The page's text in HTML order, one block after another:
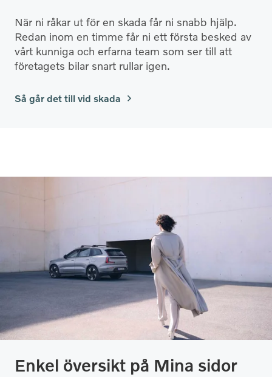
När ni råkar ut för en skada får ni snabb hjälp.
Redan inom en timme får ni ett första besked av
vårt kunniga och erfarna team som ser till att
företagets bilar snart rullar igen.
Så går det till vid skada
Enkel översikt på Mina sidor